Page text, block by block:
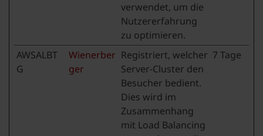
verwendet, um die
Nutzererfahrung
zu optimieren.
AWSALBT
G
Wienerber
ger
Registriert, welcher
Server-Cluster den
Besucher bedient.
Dies wird im
Zusammenhang
mit Load Balancing
7 Tage